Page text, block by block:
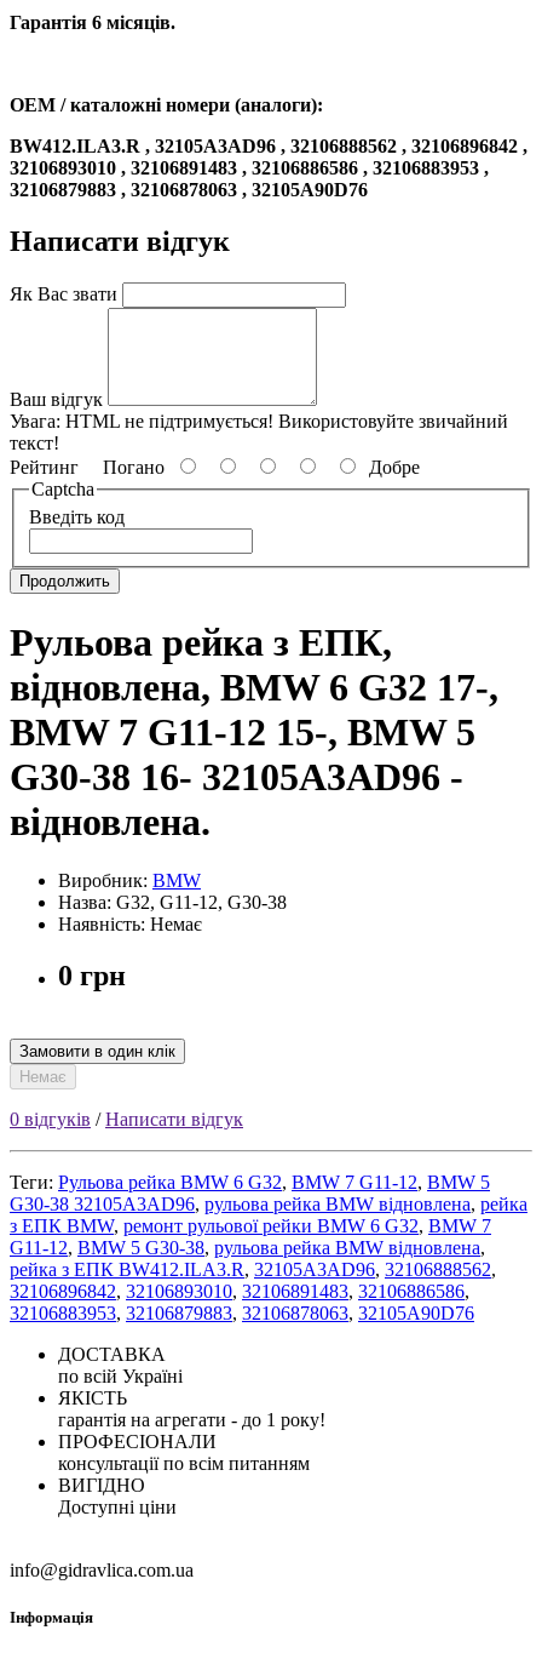
Гарантія 6 місяців.
OEM / каталожні номери (аналоги):
BW412.ILA3.R , 32105A3AD96 , 32106888562 , 32106896842 ,
32106893010 , 32106891483 , 32106886586 , 32106883953 ,
32106879883 , 32106878063 , 32105A90D76
Написати відгук
Як Вас звати
Ваш відгук
Увага: HTML не підтримується! Використовуйте звичайний
текст!
Рейтинг Погано
Добре
Captcha
Введіть код
Продолжить
Рульова рейка з ЕПК,
відновлена, BMW 6 G32 17-,
BMW 7 G11-12 15-, BMW 5
G30-38 16- 32105A3AD96 -
відновлена.
Виробник: BMW
Назва: G32, G11-12, G30-38
Наявність: Немає
0 грн
Замовити в один клік
Немає
0 відгуків /Написати відгук
Теги: Рульова рейка BMW 6 G32, BMW 7 G11-12, BMW 5
G30-38 32105A3AD96, рульова рейка BMW відновлена, рейка
з ЕПК BMW, ремонт рульової рейки BMW 6 G32, BMW 7
G11-12, BMW 5 G30-38, рульова рейка BMW відновлена,
рейка з ЕПК BW412.ILA3.R, 32105A3AD96, 32106888562,
32106896842, 32106893010, 32106891483, 32106886586,
32106883953, 32106879883, 32106878063, 32105A90D76
ДОСТАВКА
по всій Україні
ЯКІСТЬ
гарантія на агрегати - до 1 року!
ПРОФЕСІОНАЛИ
консультації по всім питанням
ВИГІДНО
Доступні ціни
info@gidravlica.com.ua
Інформація